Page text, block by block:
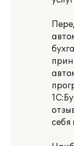
себя